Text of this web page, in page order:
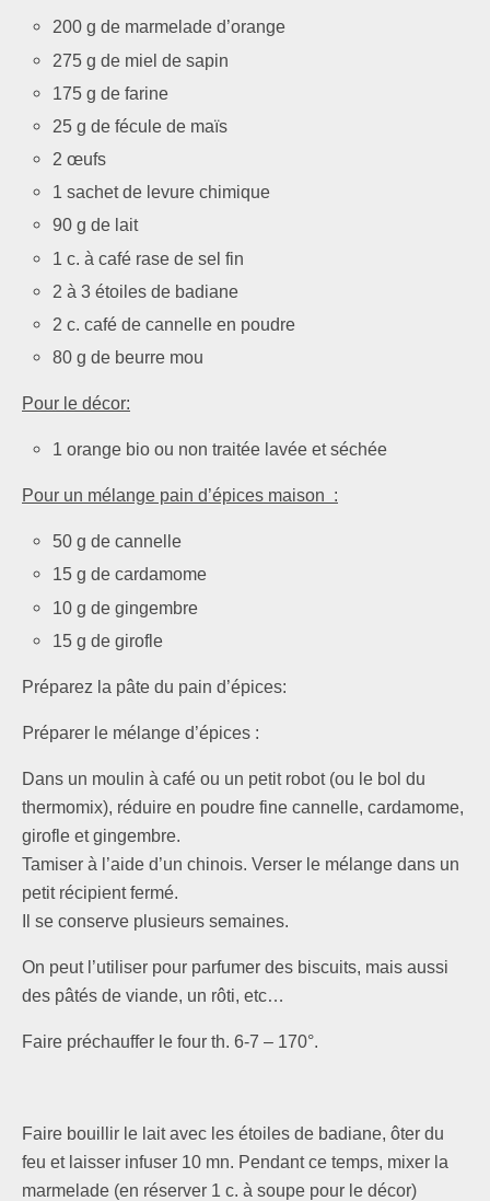
200 g de marmelade d’orange
275 g de miel de sapin
175 g de farine
25 g de fécule de maïs
2 œufs
1 sachet de levure chimique
90 g de lait
1 c. à café rase de sel fin
2 à 3 étoiles de badiane
2 c. café de cannelle en poudre
80 g de beurre mou
Pour le décor:
1 orange bio ou non traitée lavée et séchée
Pour un mélange pain d’épices maison :
50 g de cannelle
15 g de cardamome
10 g de gingembre
15 g de girofle
Préparez la pâte du pain d’épices:
Préparer le mélange d’épices :
Dans un moulin à café ou un petit robot (ou le bol du
thermomix), réduire en poudre fine cannelle, cardamome,
girofle et gingembre.
Tamiser à l’aide d’un chinois. Verser le mélange dans un
petit récipient fermé.
Il se conserve plusieurs semaines.
On peut l’utiliser pour parfumer des biscuits, mais aussi
des pâtés de viande, un rôti, etc…
Faire préchauffer le four th. 6-7 – 170°.
Faire bouillir le lait avec les étoiles de badiane, ôter du
feu et laisser infuser 10 mn. Pendant ce temps, mixer la
marmelade (en réserver 1 c. à soupe pour le décor)